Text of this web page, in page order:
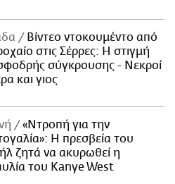
Βίντεο ντοκουμέντο από
στις Σέρρες: Η στιγμή
σύγκρουσης - Νεκροί
και γιος
«Ντροπή για την
Η πρεσβεία του
ζητά να ακυρωθεί η
του Kanye West